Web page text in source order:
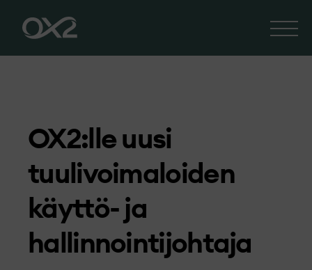
OX2:lle uusi
tuulivoimaloiden
käyttö- ja
hallinnointijohtaja